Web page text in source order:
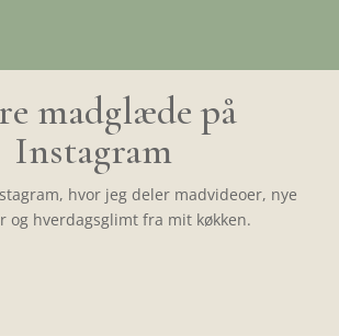
madglæde på
Instagram
hvor jeg deler madvideoer, nye
og hverdagsglimt fra mit køkken.